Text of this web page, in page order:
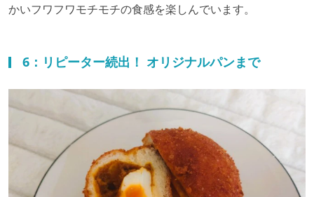
かいフワフワモチモチの食感を楽しんでいます。
6：リピーター続出！ オリジナルパンまで